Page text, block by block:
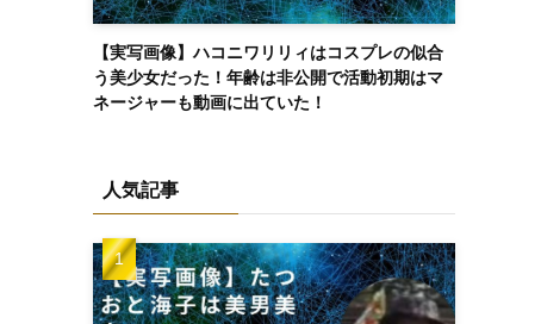
【実写画像】ハコニワリリィはコスプレの似合
う美少女だった！年齢は非公開で活動初期はマ
ネージャーも動画に出ていた！
人気記事